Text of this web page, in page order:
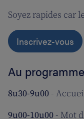
Soyez rapides car
Inscrivez-vous
Au programme
8u30-9u00-
9u00-10u00- Mot